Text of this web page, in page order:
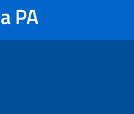
PA